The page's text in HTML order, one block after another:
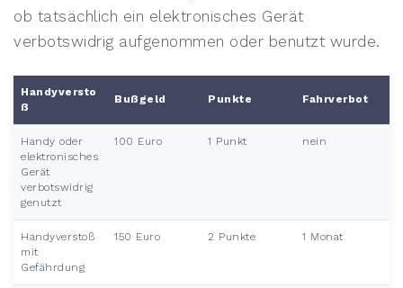
ob tatsächlich ein elektronisches Gerät
verbotswidrig aufgenommen oder benutzt wurde.
Handyversto
ß
Bußgeld Punkte Fahrverbot
Handy oder
elektronisches
Gerät
verbotswidrig
genutzt
100 Euro 1 Punkt nein
Handyverstoß
mit
Gefährdung
150 Euro 2 Punkte 1 Monat